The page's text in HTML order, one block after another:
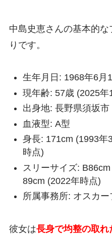
中島史恵さんの基本的
りです。
生年月日: 1968年6月
現年齢: 57歳 (2025年
出身地: 長野県須坂市
血液型: A型
身長: 171cm (1993年
時点)
スリーサイズ:
89cm (2022年時点)
所属事務所: オスカ
彼女は長身で均整の取